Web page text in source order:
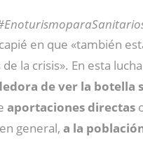
en que «también
la crisis». En esta
de ver la botella
aportaciones directas
general, a la